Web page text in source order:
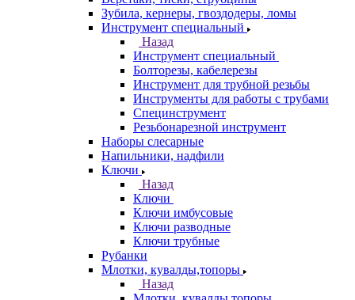
Зубила, кернеры, гвоздодеры, ломы
Инструмент специальный
Назад
Инструмент специальный
Болторезы, кабелерезы
Инструмент для трубной резьбы
Инструменты для работы с трубами
Специнструмент
Резьбонарезной инструмент
Наборы слесарные
Напильники, надфили
Ключи
Назад
Ключи
Ключи имбусовые
Ключи разводные
Ключи трубные
Рубанки
Млотки, кувалды,топоры
Назад